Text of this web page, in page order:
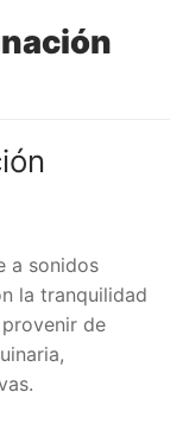
a sonidos
la tranquilidad
de